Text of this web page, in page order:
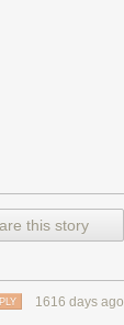
this story
1616 days ago